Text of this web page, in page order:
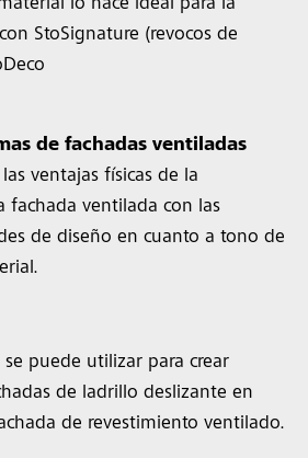
lo hace ideal para la
StoSignature (revocos de
de fachadas ventiladas
ventajas físicas de la
fachada ventilada con las
de diseño en cuanto a tono de
se puede utilizar para crear
de ladrillo deslizante en
de revestimiento ventilado.